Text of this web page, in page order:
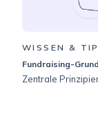
WISSEN &
Fundraising-
Zentrale